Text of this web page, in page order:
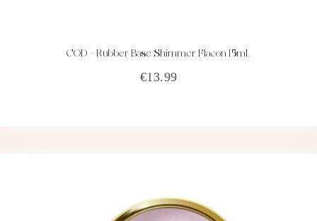
ACHETEZ DÉTAILS
COD – Rubber Base Shimmer Flacon 15mL
€13.99